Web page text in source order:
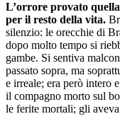
L’orrore provato
per il resto della vita.
silenzio: le orecchie di
dopo molto tempo si
gambe. Si sentiva
passato sopra, ma
e irreale; era però intero
il compagno morto sul
le ferite mortali; gli